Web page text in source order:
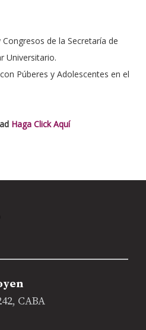
de la Secretaría de
Universitario.
Púberes y Adolescentes en el
Haga Click Aquí
CABA